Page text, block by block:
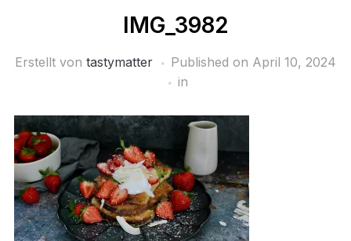
IMG_3982
Erstellt von tastymatter Published on April 10, 2024
in